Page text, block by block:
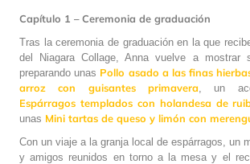
Capítulo 1 – Ceremonia de graduación
Tras la ceremonia de graduación en la que
del Niagara Collage, Anna vuelve a mostrar
preparando unas Pollo asado a las finas
arroz con guisantes primavera , un
Espárragos templados con holandesa de
unas Mini tartas de queso y limón con
Con un viaje a la granja local de espárragos, un
y amigos reunidos en torno a la mesa y el